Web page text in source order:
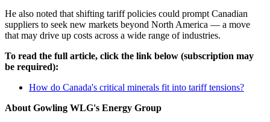
He also noted that shifting tariff policies could prompt Canadian
suppliers to seek new markets beyond North America — a move
that may drive up costs across a wide range of industries.
To read the full article, click the link below (subscription may
be required):
How do Canada's critical minerals fit into tariff tensions?
About Gowling WLG's Energy Group